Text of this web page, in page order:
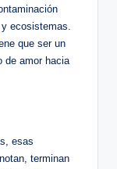
ecosistemas.
que ser un
de amor hacia
esas
terminan